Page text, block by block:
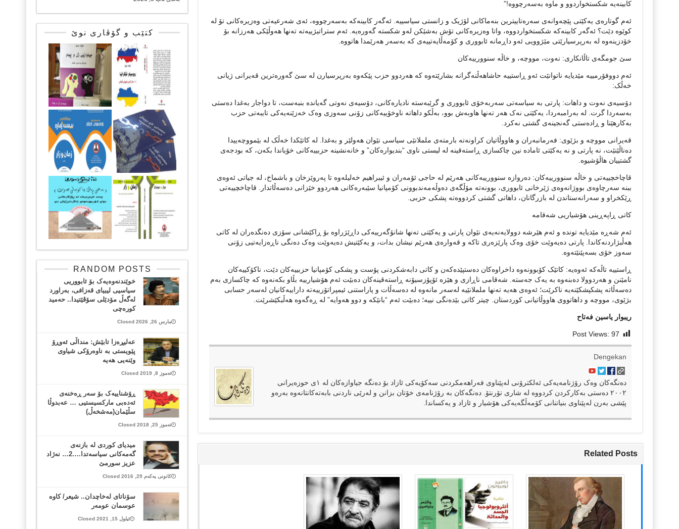
کابینەیە شکستخواردوو و ماوە بەسەرچووە!”
ئەم گوتارەی یەکێتی پێچەوانەی سەرەتاییترین بنەماکانی لۆژیک و زانستی سیاسییە. ئەگەر کابینەکە بەسەرچووە، ئەی شەرعیەتی وەزیرەکانی تۆ لە
کوێوە دێت؟ ئەگەر کابینەکە شکستخواردووە، واتا وەزیرەکانی تۆش بەشێکن لەو شکستە گەورەیە. ئەم ستراتیژییەتە تەنها هەوڵێکی هەرزانە بۆ
خۆدزینەوە لە بەرپرسیارێتی مێژوویی ئەو داڕمانە ئابووری و کۆمەڵایەتییەی کە بەسەر هەرێمدا هاتووە.
سێ جومگەی تاڵانکاری: نەوت، مووچە، و خاڵە سنوورییەکان
ئەم دووفۆرمییە مێدیایە ناتوانێت ئەو ڕاستییە حاشاهەڵنەگرانە بشارێتەوە کە هەردوو حزب پێکەوە بەرپرسیارن لە سێ گەورەترین قەیرانی ژیانی
خەڵک:
دۆسیەی نەوت و داهات: پارتی بە سیاسەتی سەربەخۆی ئابووری و گرێبەستە نادیارەکانی، دۆسیەی نەوتی گەیاندە بنبەست، تا دواجار بەغدا دەستی
بەسەردا گرت. لە بەرامبەردا، یەکێتی نەک هەر تەنها هاوبەش بوو، بەڵکو داهاتە ناوخۆییەکانی زۆنی سەوزی وەک خەزێنەیەکی تایبەتی حزب
بەکارهێنا و ڕادەستی گەنجینەی گشتی نەکرد.
قەیرانی مووچە و بژێوی: فەرمانبەران و هاووڵاتیان کراونەتە بارمتەی ململانێی سیاسی نێوان هەولێر و بەغدا. لە کاتێکدا خەڵک لە بێمووچەییدا
دەناڵێنێت، نە پارتی و نە یەکێتی ئامادە نین چاکسازی ڕاستەقینە لە لیستی ناوی “بندیوارەکان” و خانەنشینە حزبییەکانی خۆیاندا بکەن، کە بودجەی
گشتییان هاڵۆشیوە.
قاچاخچییەتی و خاڵە سنوورییەکان: دەروازە سنوورییەکانی هەرێم لە حاجی ئۆمەران و ئیبراهیم خەلیلەوە تا پەروێزخان و باشماخ، لە جیاتی ئەوەی
ببنە سەرچاوەی بووژانەوەی ژێرخانی ئابووری، بوونەتە مۆڵگەی دەوڵەمەندبوونی کۆمپانیا سێبەرەکانی هەردوو خێزانی دەسەڵاتدار. قاچاخچییەتی
ڕێکخراو و سەرانەستاندن لە بازرگانان، داهاتی گشتی کردووەتە پشکی حزبی.
کاتی ڕاپەڕینی هۆشیاریی شەقامە
ئەم شەڕە مێدیایە توندە و ئەم هێرشە دوولایەنەیەی نێوان پارتی و یەکێتی تەنها شانۆگەرییەکی داڕێژراوە بۆ ڕاکێشانی سۆزی دەنگدەران لە کاتی
هەڵبژاردنەکاندا. پارتی دەیەوێت خۆی وەک پارێزەری تاکە و قەوارەی هەرێم نیشان بدات، و یەکێتیش دەیەوێت وەک دەنگی ناڕەزایەتیی زۆنی
سەوز خۆی بسەپێنێتەوە.
ڕاستییە تاڵەکە ئەوەیە: کاتێک کۆبوونەوە داخراوەکان دەستپێدەکەن و کاتی دابەشکردنی پۆست و پشکی کۆمپانیا حزبییەکان دێت، ناکۆکییەکان
نامێنن و هەردوولا دەبنەوە بە یەک جەستە. شەقامی ناڕازی و هێزە ئۆپۆزسیۆنە ڕاستەقینەکان دەبێت ئەم هۆشیارییە بڵاو بکەنەوە کە چاکسازی بەم
دەسەڵاتە پشکپشکێنەیە ناکرێت؛ ئەوەی هەیە تەنها ململانێیە لەسەر مانەوە لە دەسەڵات و پاراستنی ئیمپراتۆرییەتە داراییەکانیان لەسەر حسابی
بژێوی، مووچە و داهاتووی هاووڵاتیانی کوردستان. چیتر کاتی بێدەنگی نییە؛ دەبێت ئەم “بانێکە و دوو هەوایە” لە ڕەگەوە هەڵبکێشرێت.
ريبوار ياسين فەتاح
Post Views: 97
Dengekan
دەنگەکان وەک رۆژنامەیەکی ئەلکترۆنی لەپێناوی فەراهەمکردنی سەکۆیەکی ئازاد بۆ دەنگە جیاوازەکان لە ١ی حوزەیرانی
٢٠٠٢ دەستی بەکارکردن کردووە لە شاری تۆرنتۆ. دەنگەکان بە رۆژنامەی خۆتان بزانن و لەرێی ناردنی بابەتەکانتانەوە بەرەو
پێشی بەرن لەپێناوی بنیاتنانی کۆمەڵگەیەکی هۆشیار و ئازاد و یەکساندا.
Related Posts
کتێب و گۆڤاری نوێ
RANDOM POSTS
خوێندنەوەیەک بۆ ئابووریی
سیاسیی لیبیای قەزافی، بەراورد
لەگەڵ مۆدێلی سۆڤێتیدا.. حەمید
کورەچی
مارس 26, 2026 Closed
عه‌لیڕه‌زا تابێش: منداڵی ئه‌وڕۆ
پێویستی به‌ ناوه‌رۆکی شیاوی
وێنه‌یی هه‌یه‌
تەموز 8, 2019 Closed
ڕۆشناییەک بۆ سەر ڕەخنەی
ئەدەبی مارکسیستیی … عەبدوڵا
سڵێمان(مەشخەڵ)
تەموز 25, 2018 Closed
میدیای كوردی له‌ بازنه‌ی
گه‌مه‌كانی سیاسه‌تدا….2… نه‌ژاد
عزیز سورمێ‌
کانونی یەکەم 29, 2016 Closed
سۆناتای لەخاچدان.. شیعر/ کاوە
عوسمان عومەر
ئیلول 15, 2021 Closed